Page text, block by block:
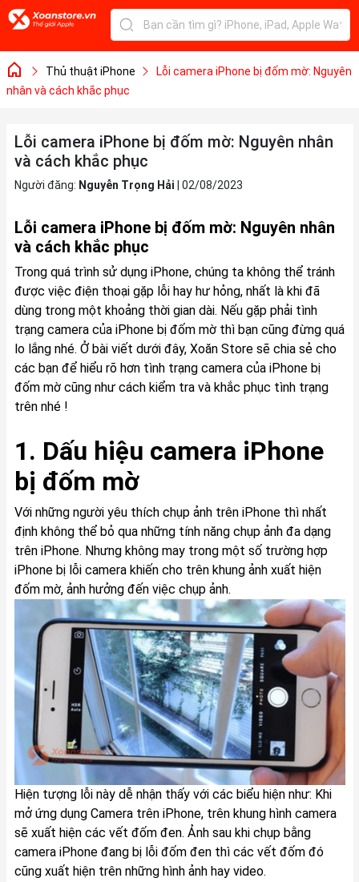
Thủ thuật iPhone
Lỗi camera iPhone bị đốm mờ: Nguyên
nhân và cách khắc phục
Lỗi camera iPhone bị đốm mờ: Nguyên nhân
và cách khắc phục
Người đăng: Nguyễn Trọng Hải 02/08/2023
Lỗi camera iPhone bị đốm mờ: Nguyên nhân
và cách khắc phục
Trong quá trình sử dụng iPhone, chúng ta không thể tránh
được việc điện thoại gặp lỗi hay hư hỏng, nhất là khi đã
dùng trong một khoảng thời gian dài. Nếu gặp phải tình
trạng camera của iPhone bị đốm mờ thì bạn cũng đừng quá
lo lắng nhé. Ở bài viết dưới đây, Xoăn Store sẽ chia sẻ cho
các bạn để hiểu rõ hơn tình trạng camera của iPhone bị
đốm mờ cũng như cách kiểm tra và khắc phục tình trạng
trên nhé !
1. Dấu hiệu camera iPhone
bị đốm mờ
Với những người yêu thích chụp ảnh trên iPhone thì nhất
định không thể bỏ qua những tính năng chụp ảnh đa dạng
trên iPhone. Nhưng không may trong một số trường hợp
iPhone bị lỗi camera khiến cho trên khung ảnh xuất hiện
đốm mờ, ảnh hưởng đến việc chụp ảnh.
Hiện tượng lỗi này dễ nhận thấy với các biểu hiện như: Khi
mở ứng dụng Camera trên iPhone, trên khung hình camera
sẽ xuất hiện các vết đốm đen. Ảnh sau khi chụp bằng
camera iPhone đang bị lỗi đốm đen thì các vết đốm đó
cũng xuất hiện trên những hình ảnh hay video.